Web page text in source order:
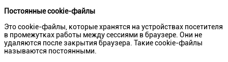
Постоянные cookie-файлы
Это cookie-файлы, которые хранятся на устройствах посетителя
в промежутках работы между сессиями в браузере. Они не
удаляются после закрытия браузера. Такие cookie-файлы
называются постоянными.